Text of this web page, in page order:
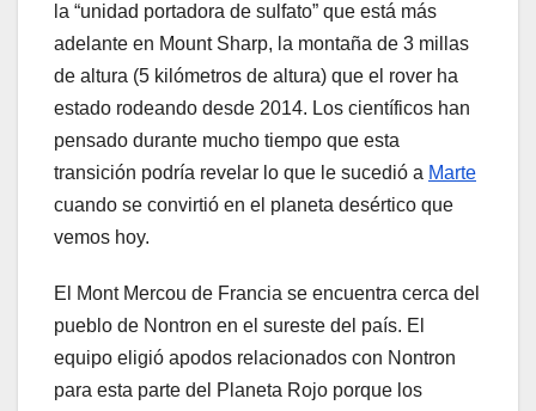
la “unidad portadora de sulfato” que está más
adelante en Mount Sharp, la montaña de 3 millas
de altura (5 kilómetros de altura) que el rover ha
estado rodeando desde 2014. Los científicos han
pensado durante mucho tiempo que esta
transición podría revelar lo que le sucedió a Marte
cuando se convirtió en el planeta desértico que
vemos hoy.
El Mont Mercou de Francia se encuentra cerca del
pueblo de Nontron en el sureste del país. El
equipo eligió apodos relacionados con Nontron
para esta parte del Planeta Rojo porque los